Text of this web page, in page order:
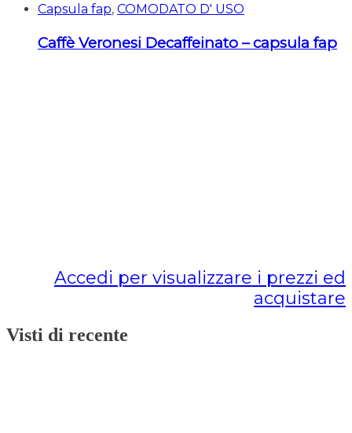
Capsula fap, COMODATO D' USO
Caffè Veronesi Decaffeinato – capsula fap
Accedi per visualizzare i prezzi ed
acquistare
Visti di recente